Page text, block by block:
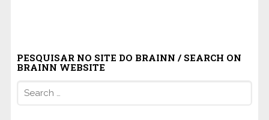
PESQUISAR NO SITE DO BRAINN / SEARCH ON
BRAINN WEBSITE